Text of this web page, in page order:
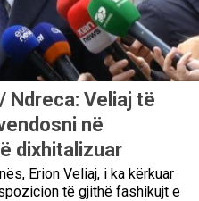
Ndreca: Veliaj të
në
dixhitalizuar
Erion Veliaj, i ka kërkuar
të gjithë fashikujt e